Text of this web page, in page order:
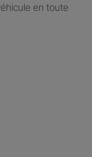
en toute